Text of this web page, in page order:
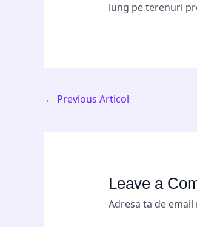
lung pe terenuri
← Previous Articol
Leave a
Adresa ta de